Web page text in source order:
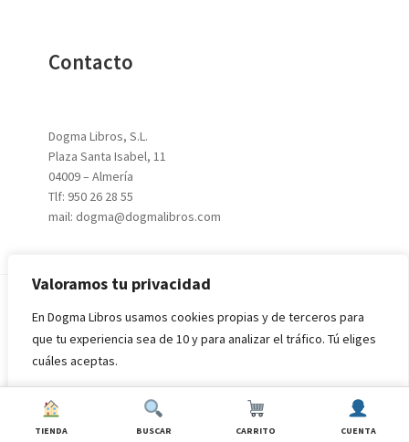
Valoramos tu privacidad
En Dogma Libros usamos cookies propias y de terceros para
que tu experiencia sea de 10 y para analizar el tráfico. Tú eliges
cuáles aceptas.
Rechazar todo Aceptar todo
TIENDA BUSCAR CARRITO CUENTA
Contacto
Dogma Libros, S.L.
Plaza Santa Isabel, 11
04009 – Almería
Tlf: 950 26 28 55
mail: dogma@dogmalibros.com
© 2026DOGMA LIBROS, S.L.| Aviso Legal |
Política de
Privacidad
| Condiciones de Compra